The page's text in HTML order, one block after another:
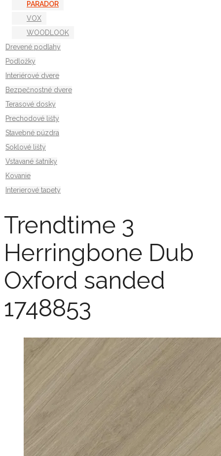
PARADOR
VOX
WOODLOOK
Drevené podlahy
Podložky
Interiérové dvere
Bezpečnostné dvere
Terasové dosky
Prechodové lišty
Stavebné púzdra
Soklové lišty
Vstavané šatníky
Kovanie
Interierové tapety
Trendtime 3
Herringbone Dub
Oxford sanded
1748853